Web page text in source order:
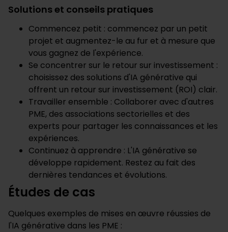
Solutions et conseils pratiques
Commencez petit : commencez par un petit
projet et augmentez-le au fur et à mesure que
vous gagnez de l'expérience.
Se concentrer sur le retour sur investissement :
choisissez des solutions d'IA générative qui
offrent un retour sur investissement (ROI) clair.
Travailler ensemble : Collaborer avec d'autres
PME, des associations sectorielles et des
experts pour partager les connaissances et les
expériences.
Continuez à apprendre : L'IA générative se
développe rapidement. Restez au fait des
dernières tendances et évolutions.
Études de cas
Quelques exemples de mises en œuvre réussies de
l'IA générative dans les PME :